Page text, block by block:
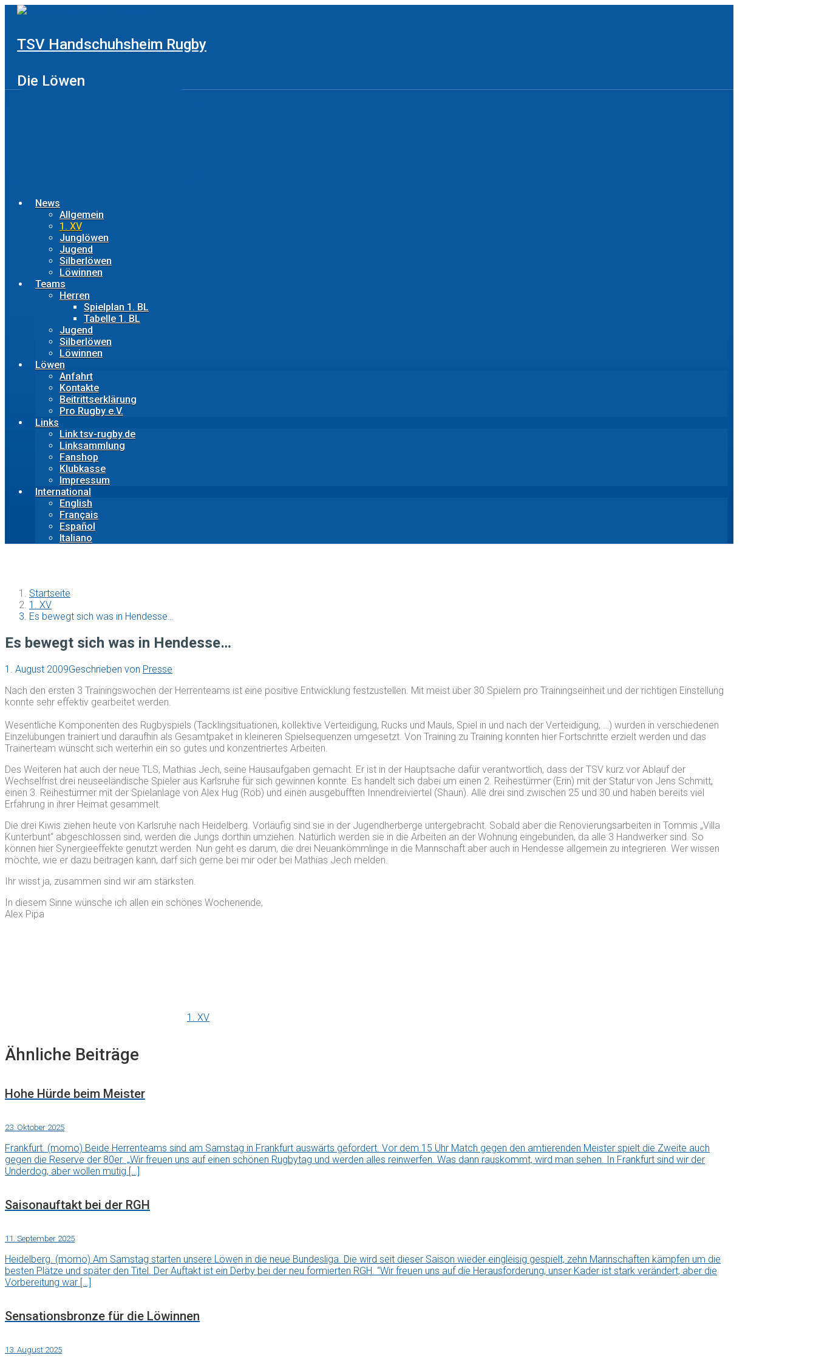
Zum
TSV Handschuhsheim Rugby
Die Löwen
News
Allgemein
1. XV
Junglöwen
Jugend
Silberlöwen
Löwinnen
Teams
Herren
Spielplan 1. BL
Tabelle 1. BL
Jugend
Silberlöwen
Löwinnen
Löwen
Anfahrt
Kontakte
Beitrittserklärung
Pro Rugby e.V.
Links
Link tsv-rugby.de
Linksammlung
Fanshop
Klubkasse
Impressum
International
English
Français
Español
Italiano
Startseite
1. XV
Es bewegt sich was in Hendesse…
Es bewegt sich was in Hendesse…
1. August 2009Geschrieben von Presse
Nach den ersten 3 Trainingswochen der Herrenteams ist eine positive Entwicklung festzustellen. Mit meist über 30 Spielern pro Trainingseinheit und der richtigen Einstellung
konnte sehr effektiv gearbeitet werden.
Wesentliche Komponenten des Rugbyspiels (Tacklingsituationen, kollektive Verteidigung, Rucks und Mauls, Spiel in und nach der Verteidigung, …) wurden in verschiedenen
Einzelübungen trainiert und daraufhin als Gesamtpaket in kleineren Spielsequenzen umgesetzt. Von Training zu Training konnten hier Fortschritte erzielt werden und das
Trainerteam wünscht sich weiterhin ein so gutes und konzentriertes Arbeiten.
Des Weiteren hat auch der neue TLS, Mathias Jech, seine Hausaufgaben gemacht. Er ist in der Hauptsache dafür verantwortlich, dass der TSV kurz vor Ablauf der
Wechselfrist drei neuseeländische Spieler aus Karlsruhe für sich gewinnen konnte. Es handelt sich dabei um einen 2. Reihestürmer (Erin) mit der Statur von Jens Schmitt,
einen 3. Reihestürmer mit der Spielanlage von Alex Hug (Rob) und einen ausgebufften Innendreiviertel (Shaun). Alle drei sind zwischen 25 und 30 und haben bereits viel
Erfahrung in ihrer Heimat gesammelt.
Die drei Kiwis ziehen heute von Karlsruhe nach Heidelberg. Vorläufig sind sie in der Jugendherberge untergebracht. Sobald aber die Renovierungsarbeiten in Tommis „Villa
Kunterbunt“ abgeschlossen sind, werden die Jungs dorthin umziehen. Natürlich werden sie in die Arbeiten an der Wohnung eingebunden, da alle 3 Handwerker sind. So
können hier Synergieeffekte genutzt werden. Nun geht es darum, die drei Neuankömmlinge in die Mannschaft aber auch in Hendesse allgemein zu integrieren. Wer wissen
möchte, wie er dazu beitragen kann, darf sich gerne bei mir oder bei Mathias Jech melden.
Ihr wisst ja, zusammen sind wir am stärksten.
In diesem Sinne wünsche ich allen ein schönes Wochenende,
Alex Pipa
1. XV
Ähnliche Beiträge
Hohe Hürde beim Meister
23. Oktober 2025
Frankfurt. (momo) Beide Herrenteams sind am Samstag in Frankfurt auswärts gefordert. Vor dem 15 Uhr Match gegen den amtierenden Meister spielt die Zweite auch
gegen die Reserve der 80er. „Wir freuen uns auf einen schönen Rugbytag und werden alles reinwerfen. Was dann rauskommt, wird man sehen. In Frankfurt sind wir der
Underdog, aber wollen mutig […]
Saisonauftakt bei der RGH
11. September 2025
Heidelberg. (momo) Am Samstag starten unsere Löwen in die neue Bundesliga. Die wird seit dieser Saison wieder eingleisig gespielt, zehn Mannschaften kämpfen um die
besten Plätze und später den Titel. Der Auftakt ist ein Derby bei der neu formierten RGH. “Wir freuen uns auf die Herausforderung, unser Kader ist stark verändert, aber die
Vorbereitung war […]
Sensationsbronze für die Löwinnen
13. August 2025